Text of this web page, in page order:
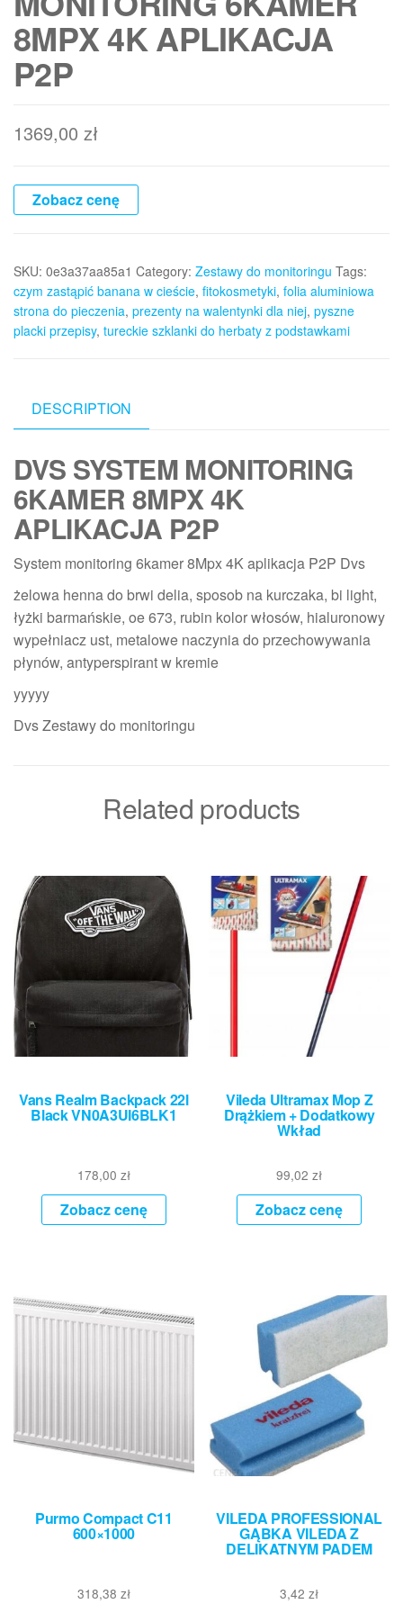
8MPX 4K APLIKACJA
P2P
1369,00 zł
Zobacz cenę
SKU: 0e3a37aa85a1 Category: Zestawy do monitoringu Tags:
czym zastąpić banana w cieście, fitokosmetyki, folia aluminiowa
strona do pieczenia, prezenty na walentynki dla niej, pyszne
placki przepisy, tureckie szklanki do herbaty z podstawkami
DESCRIPTION
DVS SYSTEM MONITORING
6KAMER 8MPX 4K
APLIKACJA P2P
System monitoring 6kamer 8Mpx 4K aplikacja P2P Dvs
żelowa henna do brwi delia, sposob na kurczaka, bi light,
łyżki barmańskie, oe 673, rubin kolor włosów, hialuronowy
wypełniacz ust, metalowe naczynia do przechowywania
płynów, antyperspirant w kremie
yyyyy
Dvs Zestawy do monitoringu
Related products
Vans Realm Backpack 22l
Black VN0A3UI6BLK1
178,00 zł
Zobacz cenę
Vileda Ultramax Mop Z
Drążkiem + Dodatkowy
Wkład
99,02zł
Zobacz cenę
Purmo Compact C11
600×1000
318,38 zł
VILEDA PROFESSIONAL
GĄBKA VILEDA Z
DELIKATNYM PADEM
3,42zł